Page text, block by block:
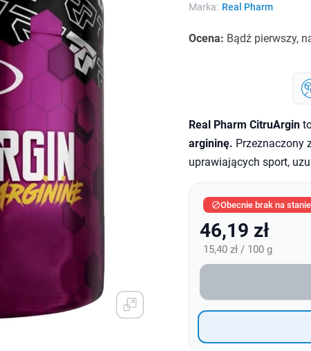
Marka: Real Pharm
Ocena: Bądź pierwszy,
Real Pharm CitruArgin
argininę. Przeznaczony
uprawiających sport,
Obecnie brak na stanie
46,19 zł
15,40 zł / 100 g